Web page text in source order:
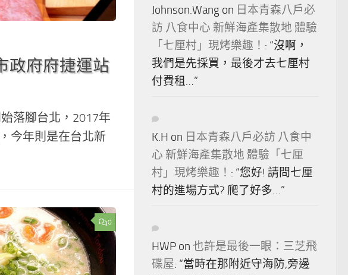
政府府捷運站
落腳台北，2017年
今年則是在台北新
0
Johnson.Wang on 日本青森八戶必
訪 八食中心 新鮮海產集散地 體驗
「七厘村」現烤樂趣！ : “沒啊，
我們是先採買，最後才去七厘村
付費租…”
K.H on 日本青森八戶必訪 八食中
心 新鮮海產集散地 體驗「七厘
村」現烤樂趣！ : “您好! 請問七厘
村的進場方式? 爬了好多…”
HWP on 也許是最後一眼：三芝飛
碟屋: “當時在那附近守海防,旁邊